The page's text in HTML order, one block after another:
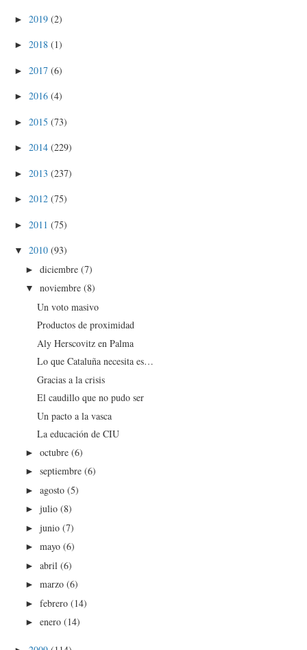
► 2019 (2)
► 2018 (1)
► 2017 (6)
► 2016 (4)
► 2015 (73)
► 2014 (229)
► 2013 (237)
► 2012 (75)
► 2011 (75)
▼ 2010 (93)
►diciembre(7)
▼noviembre(8)
Un voto masivo
Productos de proximidad
Aly Herscovitz en Palma
Lo que Cataluña necesita es…
Gracias a la crisis
El caudillo que no pudo ser
Un pacto a la vasca
La educación de CIU
►octubre(6)
►septiembre(6)
►agosto(5)
►julio(8)
►junio(7)
►mayo(6)
►abril(6)
►marzo(6)
►febrero(14)
►enero(14)